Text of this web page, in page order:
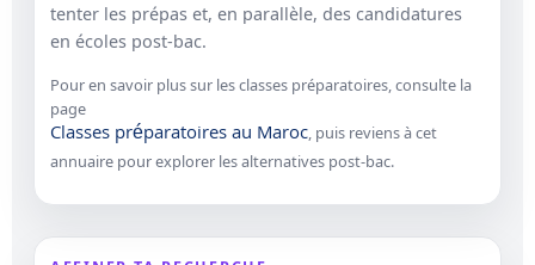
tenter les prépas et, en parallèle, des candidatures
en écoles post-bac.
Pour en savoir plus sur les classes préparatoires, consulte la
page
Classes préparatoires au Maroc , puis reviens à cet
annuaire pour explorer les alternatives post-bac.